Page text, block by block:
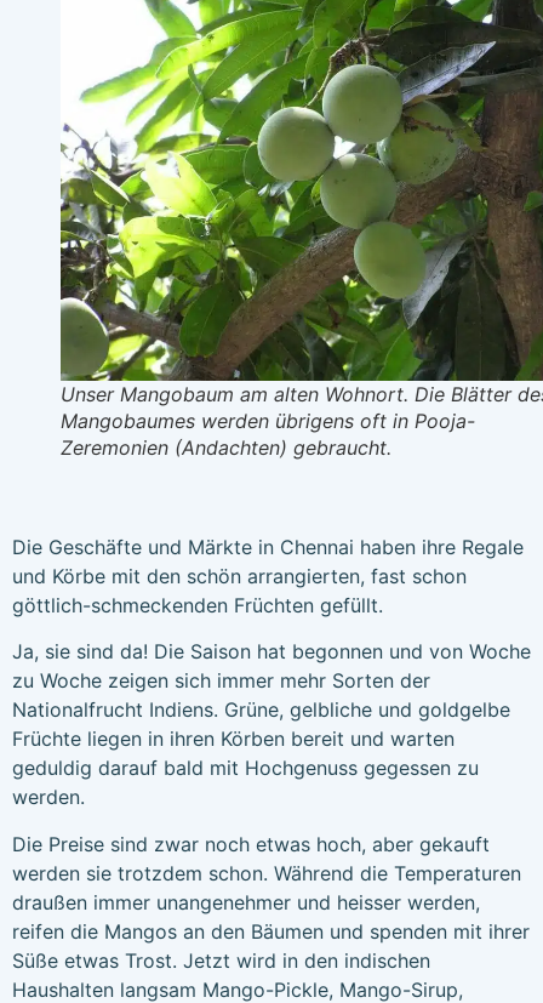
Unser Mangobaum am alten Wohnort. Die Blätter
Mangobaumes werden übrigens oft in Pooja-
Zeremonien (Andachten) gebraucht.
Die Geschäfte und Märkte in Chennai haben ihre Regale
und Körbe mit den schön arrangierten, fast schon
göttlich-schmeckenden Früchten gefüllt.
Ja, sie sind da! Die Saison hat begonnen und von Woche
zu Woche zeigen sich immer mehr Sorten der
Nationalfrucht Indiens. Grüne, gelbliche und goldgelbe
Früchte liegen in ihren Körben bereit und warten
geduldig darauf bald mit Hochgenuss gegessen zu
werden.
Die Preise sind zwar noch etwas hoch, aber gekauft
werden sie trotzdem schon. Während die Temperaturen
draußen immer unangenehmer und heisser werden,
reifen die Mangos an den Bäumen und spenden mit ihrer
Süße etwas Trost. Jetzt wird in den indischen
Haushalten langsam Mango-Pickle, Mango-Sirup,